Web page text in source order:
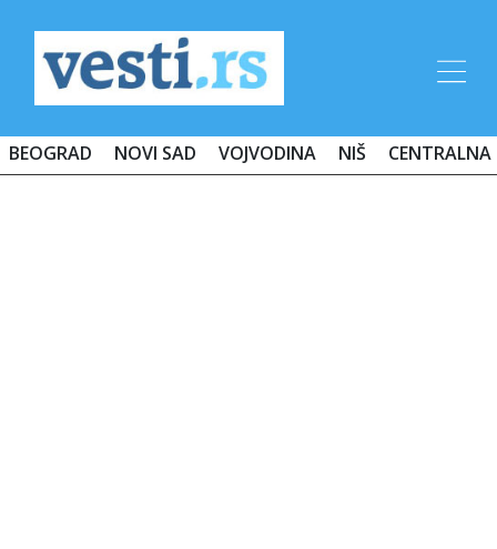
BEOGRAD NOVI SAD VOJVODINA NIŠ CENTRALNA